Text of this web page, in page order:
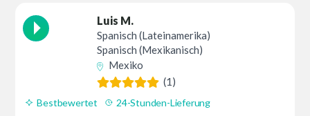
Luis M.
Spanisch (Lateinamerika)
Spanisch (Mexikanisch)
Mexiko
(1)
Bestbewertet 24-Stunden-Lieferung